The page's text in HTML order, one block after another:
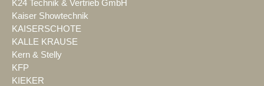
K24 Technik & Vertrieb GmbH
Kaiser Showtechnik
KAISERSCHOTE
KALLE KRAUSE
Kern & Stelly
KFP
KIEKER